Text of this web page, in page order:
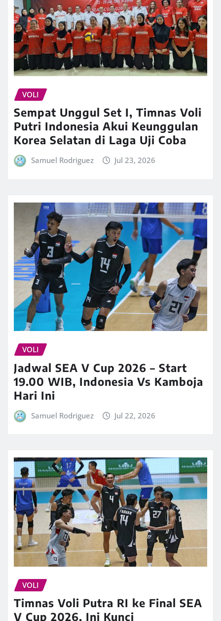
VOLI
Sempat Unggul Set I, Timnas Voli
Putri Indonesia Akui Keunggulan
Korea Selatan di Laga Uji Coba
Samuel Rodriguez Jul 23, 2026
VOLI
Jadwal SEA V Cup 2026 – Start
19.00 WIB, Indonesia Vs Kamboja
Hari Ini
Samuel Rodriguez Jul 22, 2026
VOLI
Timnas Voli Putra RI ke Final SEA
V Cup 2026, Ini Kunci